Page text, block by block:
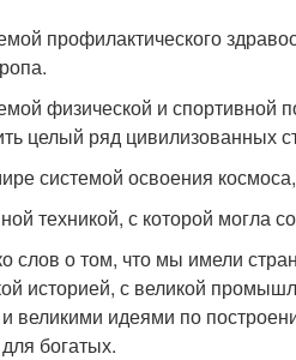
профилактического
физической и спортивной
целый ряд цивилизованных
системой освоения
техникой, с которой могла
о том, что мы имели
историей, с великой
великими идеями по
богатых.